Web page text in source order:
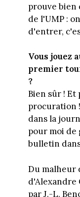
prouve bien
de l'UMP :
d'entrer,
Vous jouez
premier
?
Bien sûr ! Et
procuration
dans la
pour moi de
bulletin
Du malheur
d'Alexandre
par J.-L.